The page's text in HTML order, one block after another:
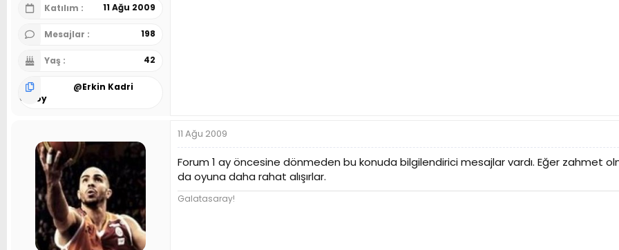
Katılım
11 Ağu 2009
Mesajlar 198
Yaş 42
@Erkin Kadri
Aksoy
11 Ağu 2009
Forum 1 ay öncesine dönmeden bu konuda bilgilendirici mesajlar vardı. Eğer zahmet
da oyuna daha rahat alışırlar.
Galatasaray!